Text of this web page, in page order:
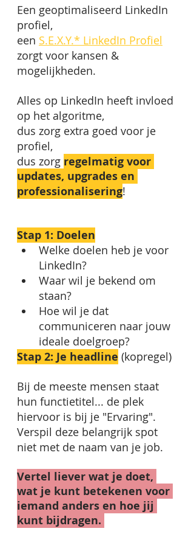
Een geoptimaliseerd LinkedIn
profiel,
een S.E.X.Y.* LinkedIn Profiel
zorgt voor kansen &
mogelijkheden.
Alles op LinkedIn heeft invloed
op het algoritme,
dus zorg extra goed voor je
profiel,
dus zorg regelmatig voor
updates, upgrades en
professionalisering!
Stap 1: Doelen
Welke doelen heb je voor
LinkedIn?
Waar wil je bekend om
staan?
Hoe wil je dat
communiceren naar jouw
ideale doelgroep?
Stap 2: Je headline (kopregel)
Bij de meeste mensen staat
hun functietitel... de plek
hiervoor is bij je "Ervaring".
Verspil deze belangrijk spot
niet met de naam van je job.
Vertel liever wat je doet,
wat je kunt betekenen voor
iemand anders en hoe jij
kunt bijdragen.